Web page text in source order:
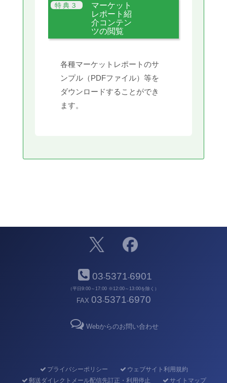
マーケット
レポート紹
介コンテン
ツの閲覧
各種マーケットレポートのサ
ンプル（PDFファイル）等を
ダウンロードすることができ
ます。
03-5371-6901
（平日9:00～17:00 ※12:00～13:00を除く）
FAX 03-5371-6970
Webからのお問い合わせ
プライバシーポリシー
ウェブサイト利用規約
郵送ダイレクトメール配信先訂正・利用停止
サイトマップ